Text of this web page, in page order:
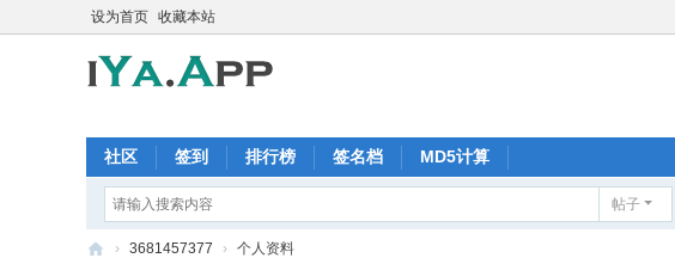
设为首页 收藏本站
社区 签到 排行榜 签名档 MD5计算
帖子
› 3681457377 › 个人资料